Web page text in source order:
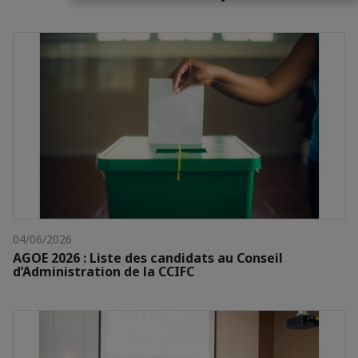
04/06/2026
AGOE 2026 : Liste des candidats au Conseil
d’Administration de la CCIFC